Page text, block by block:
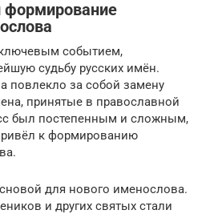
формирование
событием,
судьбу русских имён.
повлекло за собой замену
принятые в православной
был постепенным и сложным,
к формированию
для нового именослова.
и других святых стали